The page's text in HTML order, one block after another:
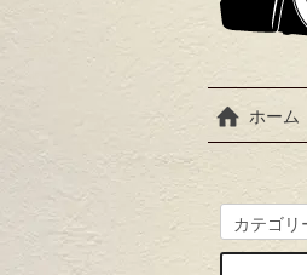
ホーム